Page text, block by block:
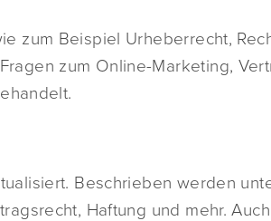
zum Beispiel Urheberrecht,
zum Online-Marketing,
Beschrieben werden
Haftung und mehr.